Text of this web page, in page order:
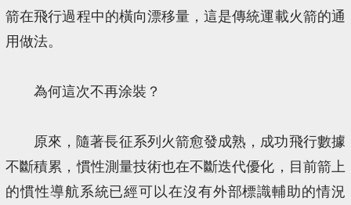
箭在飛行過程中的橫向漂移量，這是傳統運載火箭的通
用做法。
為何這次不再涂裝？
原來，隨著長征系列火箭愈發成熟，成功飛行數據
不斷積累，慣性測量技術也在不斷迭代優化，目前箭上
的慣性導航系統已經可以在沒有外部標識輔助的情況